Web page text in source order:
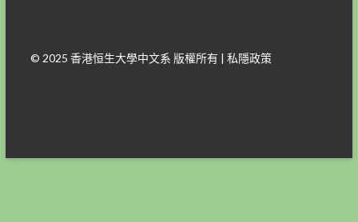
© 2025 香港恒生大學中文系 版權所有 | 私隱政策